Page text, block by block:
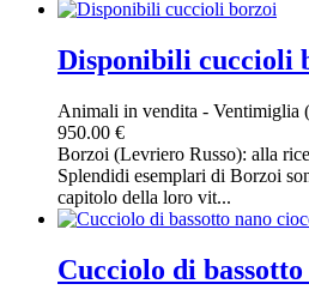
Disponibili cuccioli
Animali in vendita - Ventimiglia
950.00 €
Borzoi (Levriero Russo): alla
Splendidi esemplari di Borzoi
capitolo della loro vit...
Cucciolo di